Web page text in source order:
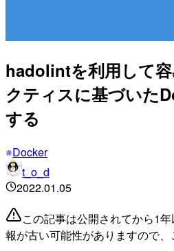
hadolintを利用して
クティスに基づいた
する
Docker
t_o_d
2022.01.05
この記事は公開されてから1
報が古い可能性がありますので、